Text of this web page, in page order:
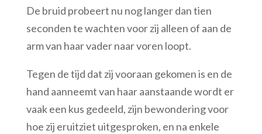
De bruid probeert nu nog langer dan tien
seconden te wachten voor zij alleen of aan de
arm van haar vader naar voren loopt.
Tegen de tijd dat zij vooraan gekomen is en de
hand aanneemt van haar aanstaande wordt er
vaak een kus gedeeld, zijn bewondering voor
hoe zij eruitziet uitgesproken, en na enkele